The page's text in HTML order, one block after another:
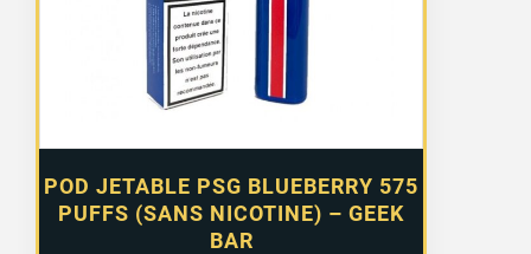
POD JETABLE PSG BLUEBERRY 575
PUFFS (SANS NICOTINE) – GEEK
BAR
5,20 €.
2,99 €.